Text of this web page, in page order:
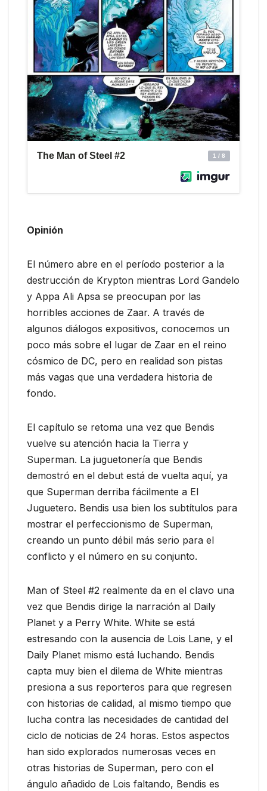
Opinión
El número abre en el período posterior a la
destrucción de Krypton mientras Lord Gandelo
y Appa Ali Apsa se preocupan por las
horribles acciones de Zaar. A través de
algunos diálogos expositivos, conocemos un
poco más sobre el lugar de Zaar en el reino
cósmico de DC, pero en realidad son pistas
más vagas que una verdadera historia de
fondo.
El capítulo se retoma una vez que Bendis
vuelve su atención hacia la Tierra y
Superman. La juguetonería que Bendis
demostró en el debut está de vuelta aquí, ya
que Superman derriba fácilmente a El
Juguetero. Bendis usa bien los subtítulos para
mostrar el perfeccionismo de Superman,
creando un punto débil más serio para el
conflicto y el número en su conjunto.
Man of Steel #2 realmente da en el clavo una
vez que Bendis dirige la narración al Daily
Planet y a Perry White. White se está
estresando con la ausencia de Lois Lane, y el
Daily Planet mismo está luchando. Bendis
capta muy bien el dilema de White mientras
presiona a sus reporteros para que regresen
con historias de calidad, al mismo tiempo que
lucha contra las necesidades de cantidad del
ciclo de noticias de 24 horas. Estos aspectos
han sido explorados numerosas veces en
otras historias de Superman, pero con el
ángulo añadido de Lois faltando, Bendis es